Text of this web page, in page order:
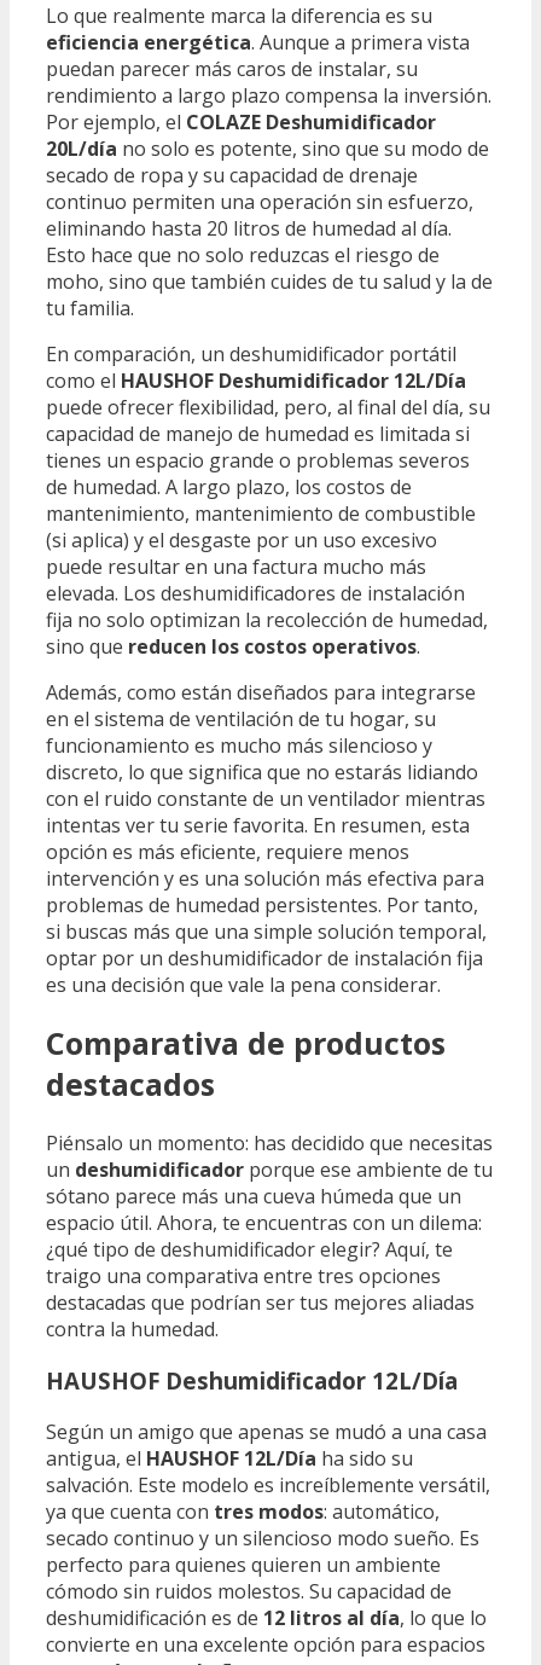
Lo que realmente marca la diferencia es su
eficiencia energética. Aunque a primera vista
puedan parecer más caros de instalar, su
rendimiento a largo plazo compensa la inversión.
Por ejemplo, el COLAZE Deshumidificador
20L/día no solo es potente, sino que su modo de
secado de ropa y su capacidad de drenaje
continuo permiten una operación sin esfuerzo,
eliminando hasta 20 litros de humedad al día.
Esto hace que no solo reduzcas el riesgo de
moho, sino que también cuides de tu salud y la de
tu familia.
En comparación, un deshumidificador portátil
como el HAUSHOF Deshumidificador 12L/Día
puede ofrecer flexibilidad, pero, al final del día, su
capacidad de manejo de humedad es limitada si
tienes un espacio grande o problemas severos
de humedad. A largo plazo, los costos de
mantenimiento, mantenimiento de combustible
(si aplica) y el desgaste por un uso excesivo
puede resultar en una factura mucho más
elevada. Los deshumidificadores de instalación
fija no solo optimizan la recolección de humedad,
sino que reducen los costos operativos.
Además, como están diseñados para integrarse
en el sistema de ventilación de tu hogar, su
funcionamiento es mucho más silencioso y
discreto, lo que significa que no estarás lidiando
con el ruido constante de un ventilador mientras
intentas ver tu serie favorita. En resumen, esta
opción es más eficiente, requiere menos
intervención y es una solución más efectiva para
problemas de humedad persistentes. Por tanto,
si buscas más que una simple solución temporal,
optar por un deshumidificador de instalación fija
es una decisión que vale la pena considerar.
Comparativa de productos
destacados
Piénsalo un momento: has decidido que necesitas
un deshumidificador porque ese ambiente de tu
sótano parece más una cueva húmeda que un
espacio útil. Ahora, te encuentras con un dilema:
¿qué tipo de deshumidificador elegir? Aquí, te
traigo una comparativa entre tres opciones
destacadas que podrían ser tus mejores aliadas
contra la humedad.
HAUSHOF Deshumidificador 12L/Día
Según un amigo que apenas se mudó a una casa
antigua, el HAUSHOF 12L/Día ha sido su
salvación. Este modelo es increíblemente versátil,
ya que cuenta con tres modos: automático,
secado continuo y un silencioso modo sueño. Es
perfecto para quienes quieren un ambiente
cómodo sin ruidos molestos. Su capacidad de
deshumidificación es de 12 litros al día, lo que lo
convierte en una excelente opción para espacios